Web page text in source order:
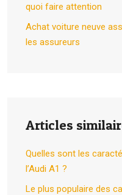
quoi faire attention
Achat voiture neuve
les assureurs
Articles
Quelles sont les
l’Audi A1 ?
Le plus populaire des